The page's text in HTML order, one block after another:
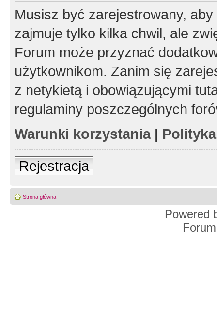
Musisz być zarejestrowany,
zajmuje tylko kilka chwil, ale
Forum może przyznać
użytkownikom. Zanim się
z netykietą i obowiązującymi
regulaminy poszczególnych
Warunki korzystania|
Rejestracja
Strona główna
Powered